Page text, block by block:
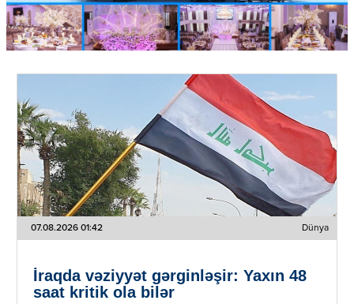
07.08.2026 01:42 Dünya
İraqda vəziyyət gərginləşir: Yaxın 48
saat kritik ola bilər